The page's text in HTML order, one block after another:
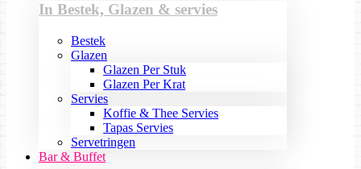
In Bestek, Glazen & servies
Bestek
Glazen
Glazen Per Stuk
Glazen Per Krat
Servies
Koffie & Thee Servies
Tapas Servies
Servetringen
Bar & Buffet